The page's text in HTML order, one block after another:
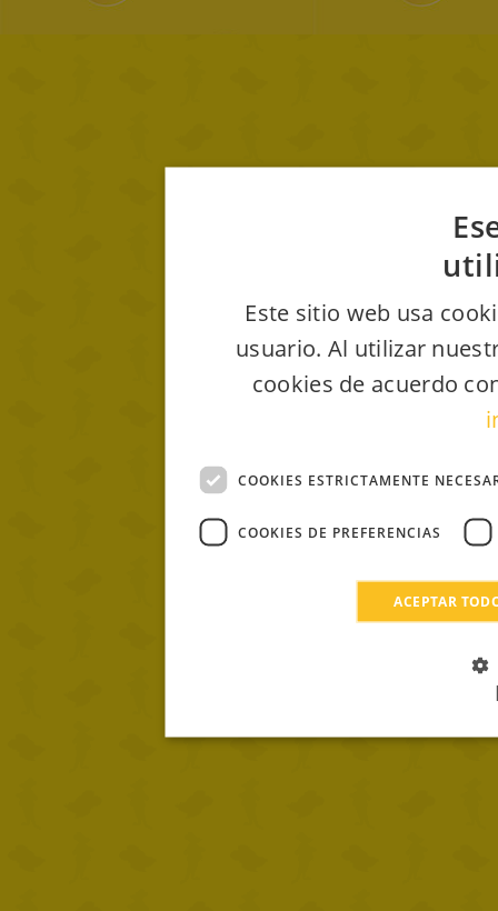
Este sitio web usa
usuario. Al utilizar
cookies de acuerdo
COOKIES ESTRICTAMENTE
COOKIES DE PREFERENCIAS
ACEPTAR